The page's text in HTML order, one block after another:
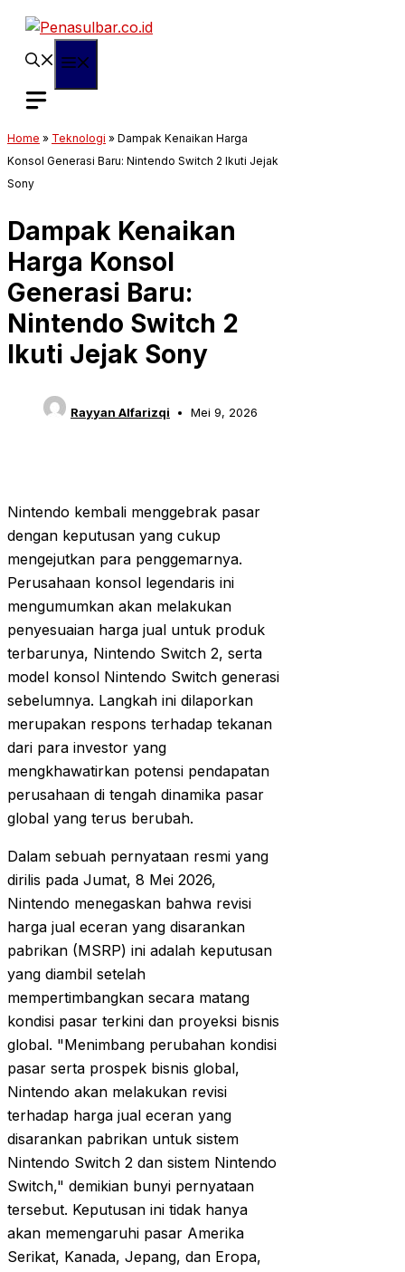
Langsung
Home » Teknologi » Dampak Kenaikan Harga
Konsol Generasi Baru: Nintendo Switch 2 Ikuti Jejak
Sony
Dampak Kenaikan
Harga Konsol
Generasi Baru:
Nintendo Switch 2
Ikuti Jejak Sony
Rayyan Alfarizqi Mei 9, 2026
Nintendo kembali menggebrak pasar
dengan keputusan yang cukup
mengejutkan para penggemarnya.
Perusahaan konsol legendaris ini
mengumumkan akan melakukan
penyesuaian harga jual untuk produk
terbarunya, Nintendo Switch 2, serta
model konsol Nintendo Switch generasi
sebelumnya. Langkah ini dilaporkan
merupakan respons terhadap tekanan
dari para investor yang
mengkhawatirkan potensi pendapatan
perusahaan di tengah dinamika pasar
global yang terus berubah.
Dalam sebuah pernyataan resmi yang
dirilis pada Jumat, 8 Mei 2026,
Nintendo menegaskan bahwa revisi
harga jual eceran yang disarankan
pabrikan (MSRP) ini adalah keputusan
yang diambil setelah
mempertimbangkan secara matang
kondisi pasar terkini dan proyeksi bisnis
global. "Menimbang perubahan kondisi
pasar serta prospek bisnis global,
Nintendo akan melakukan revisi
terhadap harga jual eceran yang
disarankan pabrikan untuk sistem
Nintendo Switch 2 dan sistem Nintendo
Switch," demikian bunyi pernyataan
tersebut. Keputusan ini tidak hanya
akan memengaruhi pasar Amerika
Serikat, Kanada, Jepang, dan Eropa,